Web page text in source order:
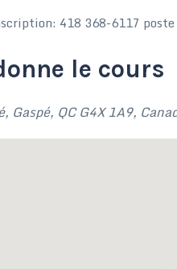
418 368-6117 poste
le cours
Gaspé, QC G4X 1A9,